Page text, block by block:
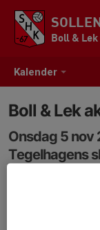
Kalender
Boll & Lek
Boll & Lek
Onsdag 5
Tegelhagens
Samling: 16:00,